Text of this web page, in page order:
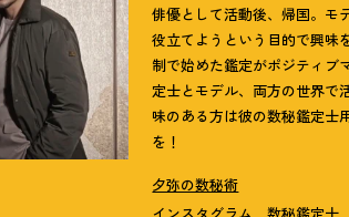
俳優として活動後、帰国。モ
役立てようという目的で興味
制で始めた鑑定がポジティブ
定士とモデル、両方の世界で
味のある方は彼の数秘鑑定士
を！
夕弥の数秘術
インスタグラム 数秘鑑定士